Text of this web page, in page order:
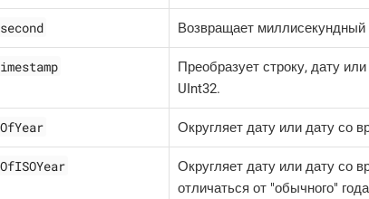
Возвращает
Преобразует строку, дату
UInt32.
Округляет дату или дату со
Округляет дату или дату со
отличаться от "обычного"